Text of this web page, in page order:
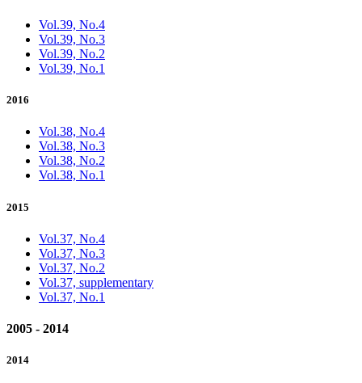
Vol.39, No.4
Vol.39, No.3
Vol.39, No.2
Vol.39, No.1
2016
Vol.38, No.4
Vol.38, No.3
Vol.38, No.2
Vol.38, No.1
2015
Vol.37, No.4
Vol.37, No.3
Vol.37, No.2
Vol.37, supplementary
Vol.37, No.1
2005 - 2014
2014